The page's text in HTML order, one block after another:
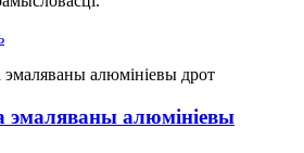
эмаляваны алюмініевы